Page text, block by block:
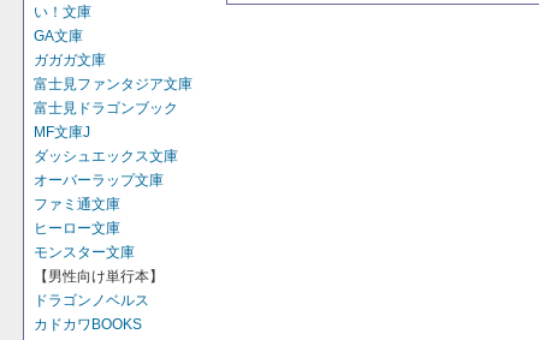
い！文庫
GA文庫
ガガガ文庫
富士見ファンタジア文庫
富士見ドラゴンブック
MF文庫J
ダッシュエックス文庫
オーバーラップ文庫
ファミ通文庫
ヒーロー文庫
モンスター文庫
【男性向け単行本】
ドラゴンノベルス
カドカワBOOKS